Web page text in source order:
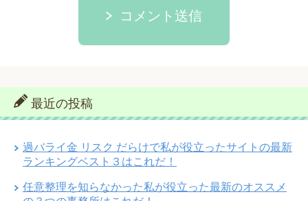
コメント送信
最近の投稿
過バライ金 リスク だらけで私が役立ったサイトの最新
ランキングベスト３はこれだ！
任意整理を知らなかった私が役立った最新のオススメ